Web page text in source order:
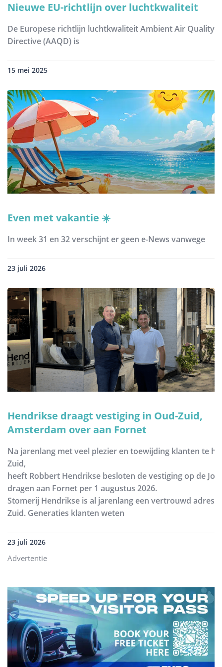
Nieuwe EU-richtlijn over luchtkwaliteit
De Europese richtlijn luchtkwaliteit Ambient Air Quality
Directive (AAQD) is
15 mei 2025
Even met vakantie ☀️
In week 31 en 32 verschijnt er geen e-News vanwege
23 juli 2026
Hendrikse draagt vestiging in Oud-Zuid,
Amsterdam over aan Fornet
Na jarenlang met veel plezier en toewijding klanten te
Zuid,
heeft Robbert Hendrikse besloten de vestiging op de
dragen aan Fornet per 1 augustus 2026.
Stomerij Hendrikse is al jarenlang een vertrouwd adres
Zuid. Generaties klanten weten
23 juli 2026
Advertentie